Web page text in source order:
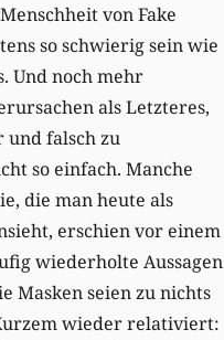
von Fake
so schwierig sein wie
Und noch mehr
als Letzteres,
und falsch zu
so einfach. Manche
die man heute als
erschien vor einem
wiederholte Aussagen
Masken seien zu nichts
wieder relativiert: